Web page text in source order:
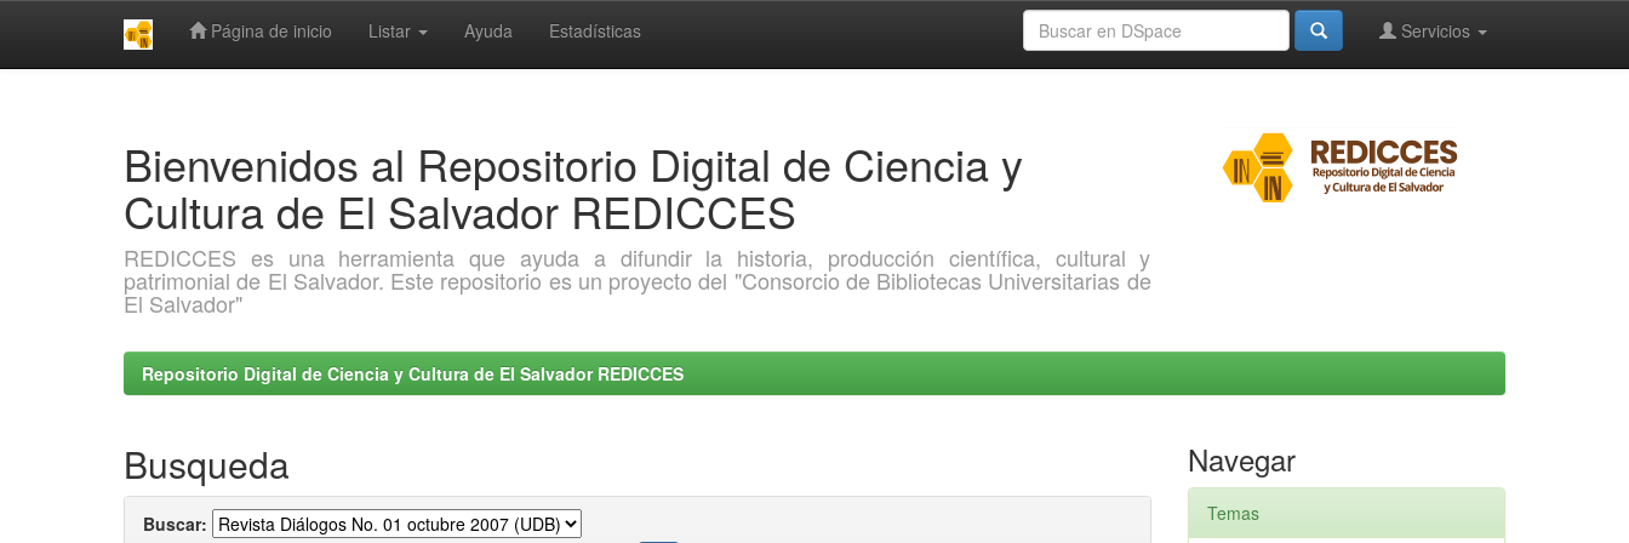
Página de inicio Listar Ayuda Estadísticas Servicios
Bienvenidos al Repositorio Digital de Ciencia y
Cultura de El Salvador REDICCES
REDICCES es una herramienta que ayuda a difundir la historia, producción científica, cultural y
patrimonial de El Salvador. Este repositorio es un proyecto del "Consorcio de Bibliotecas Universitarias de
El Salvador"
Repositorio Digital de Ciencia y Cultura de El Salvador REDICCES
Busqueda
Buscar:
Navegar
Temas